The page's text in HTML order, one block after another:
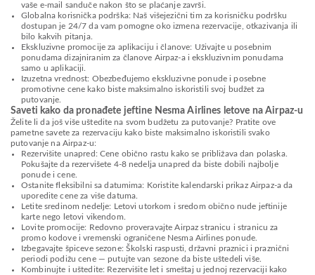
vaše e-mail sanduče nakon što se plaćanje završi.
Globalna korisnička podrška: Naš višejezični tim za korisničku podršku
dostupan je 24/7 da vam pomogne oko izmena rezervacije, otkazivanja ili
bilo kakvih pitanja.
Ekskluzivne promocije za aplikaciju i članove: Uživajte u posebnim
ponudama dizajniranim za članove Airpaz-a i ekskluzivnim ponudama
samo u aplikaciji.
Izuzetna vrednost: Obezbeđujemo ekskluzivne ponude i posebne
promotivne cene kako biste maksimalno iskoristili svoj budžet za
putovanje.
Saveti kako da pronađete jeftine Nesma Airlines letove na Airpaz-u
Želite li da još više uštedite na svom budžetu za putovanje? Pratite ove
pametne savete za rezervaciju kako biste maksimalno iskoristili svako
putovanje na Airpaz-u:
Rezervišite unapred: Cene obično rastu kako se približava dan polaska.
Pokušajte da rezervišete 4-8 nedelja unapred da biste dobili najbolje
ponude i cene.
Ostanite fleksibilni sa datumima: Koristite kalendarski prikaz Airpaz-a da
uporedite cene za više datuma.
Letite sredinom nedelje: Letovi utorkom i sredom obično nude jeftinije
karte nego letovi vikendom.
Lovite promocije: Redovno proveravajte Airpaz stranicu i stranicu za
promo kodove i vremenski ograničene Nesma Airlines ponude.
Izbegavajte špiceve sezone: Školski raspusti, državni praznici i praznični
periodi podižu cene — putujte van sezone da biste uštedeli više.
Kombinujte i uštedite: Rezervišite let i smeštaj u jednoj rezervaciji kako